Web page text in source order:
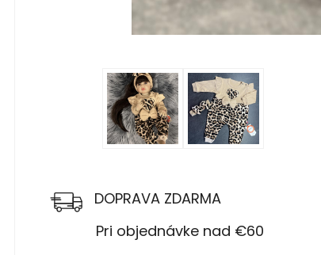
DOPRAVA ZDARMA
Pri objednávke nad €60